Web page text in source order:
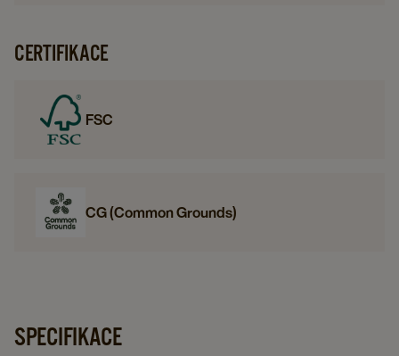
CERTIFIKACE
FSC
CG (Common Grounds)
SPECIFIKACE